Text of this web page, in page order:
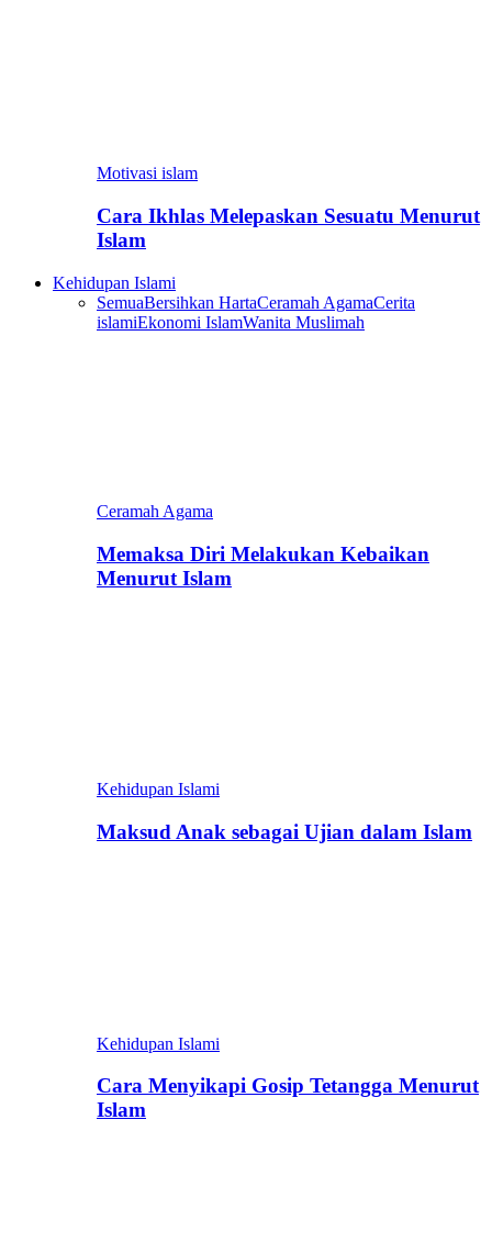
Motivasi islam
Cara Ikhlas Melepaskan Sesuatu Menurut
Islam
Kehidupan Islami
SemuaBersihkan HartaCeramah AgamaCerita
islamiEkonomi IslamWanita Muslimah
Ceramah Agama
Memaksa Diri Melakukan Kebaikan
Menurut Islam
Kehidupan Islami
Maksud Anak sebagai Ujian dalam Islam
Kehidupan Islami
Cara Menyikapi Gosip Tetangga Menurut
Islam